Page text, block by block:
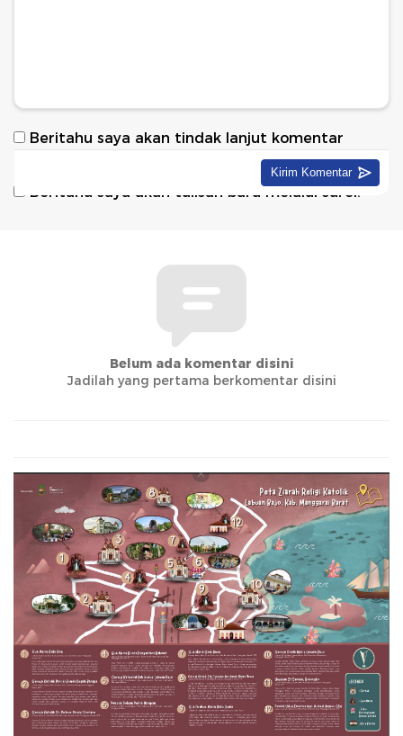
Beritahu saya akan tindak lanjut komentar
Beritahu saya akan tulisan baru melalui surel.
Belum ada komentar disini
Jadilah yang pertama berkomentar disini